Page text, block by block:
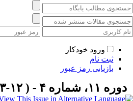
ورود خودکار
ثبت نام
بازیابی رمز عبور
دوره ۱۱، شماره ۴ - ( ۱۲-۱۴۰۳ )